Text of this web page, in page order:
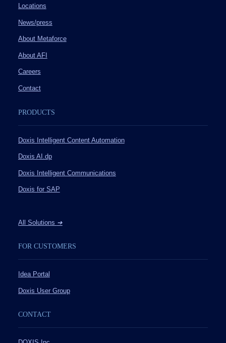
Locations
News/press
About Metaforce
About AFI
Careers
Contact
PRODUCTS
Doxis Intelligent Content Automation
Doxis AI.dp
Doxis Intelligent Communications
Doxis for SAP
All Solutions ➔
FOR CUSTOMERS
Idea Portal
Doxis User Group
CONTACT